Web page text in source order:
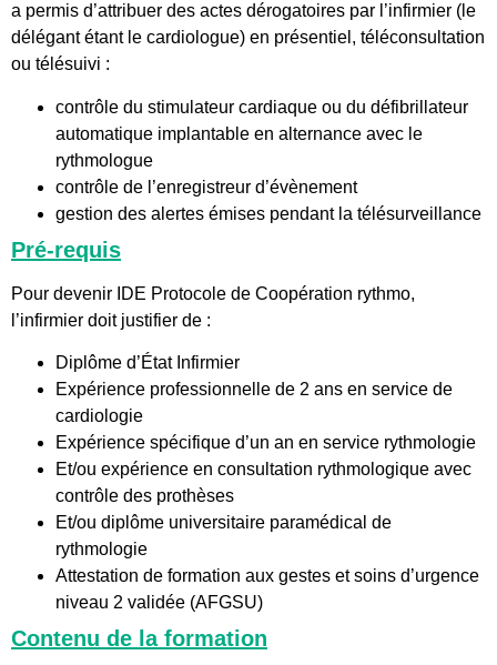
a permis d’attribuer des actes dérogatoires par l’infirmier (le
délégant étant le cardiologue) en présentiel, téléconsultation
ou télésuivi :
contrôle du stimulateur cardiaque ou du défibrillateur
automatique implantable en alternance avec le
rythmologue
contrôle de l’enregistreur d’évènement
gestion des alertes émises pendant la télésurveillance
Pré-requis
Pour devenir IDE Protocole de Coopération rythmo,
l’infirmier doit justifier de :
Diplôme d’État Infirmier
Expérience professionnelle de 2 ans en service de
cardiologie
Expérience spécifique d’un an en service rythmologie
Et/ou expérience en consultation rythmologique avec
contrôle des prothèses
Et/ou diplôme universitaire paramédical de
rythmologie
Attestation de formation aux gestes et soins d’urgence
niveau 2 validée (AFGSU)
Contenu de la formation